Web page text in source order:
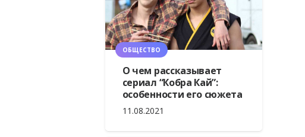
ОБЩЕСТВО
О чем рассказывает
сериал “Кобра Кай”:
особенности его сюжета
11.08.2021